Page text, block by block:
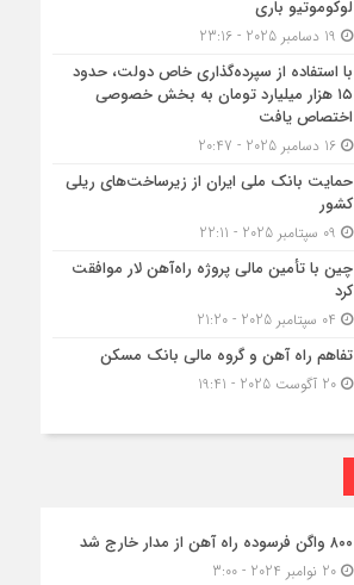
لوکوموتیو باری
با استفاده از سپرده‌گذاری خاص دولت، حدود
۱۵ هزار میلیارد تومان به بخش خصوصی
اختصاص یافت
16 دسامبر 2025 - 20:47
حمایت بانک ملی ایران از زیرساخت‌های ریلی
کشور
چین با تأمین مالی پروژه راه‌آهن لار موافقت
کرد
تفاهم راه آهن و گروه مالی بانک مسکن
20 آگوست 2025 - 19:41
۸۰۰ واگن فرسوده راه آهن از مدار خارج شد
20 نوامبر 2024 - 3:00